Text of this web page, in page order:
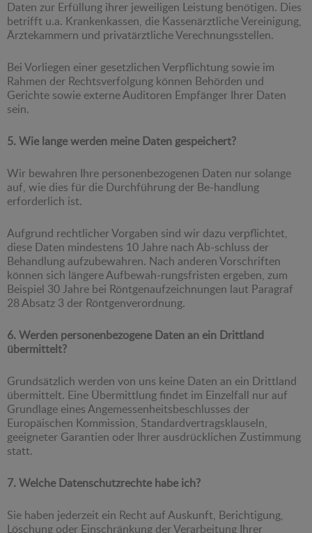
Daten zur Erfüllung ihrer jeweiligen Leistung benötigen. Dies
betrifft u.a. Krankenkassen, die Kassenärztliche Vereinigung,
Ärztekammern und privatärztliche Verechnungsstellen.
Bei Vorliegen einer gesetzlichen Verpflichtung sowie im
Rahmen der Rechtsverfolgung können Behörden und
Gerichte sowie externe Auditoren Empfänger Ihrer Daten
sein.
5. Wie lange werden meine Daten gespeichert?
Wir bewahren Ihre personenbezogenen Daten nur solange
auf, wie dies für die Durchführung der Be-handlung
erforderlich ist.
Aufgrund rechtlicher Vorgaben sind wir dazu verpflichtet,
diese Daten mindestens 10 Jahre nach Ab-schluss der
Behandlung aufzubewahren. Nach anderen Vorschriften
können sich längere Aufbewah-rungsfristen ergeben, zum
Beispiel 30 Jahre bei Röntgenaufzeichnungen laut Paragraf
28 Absatz 3 der Röntgenverordnung.
6. Werden personenbezogene Daten an ein Drittland
übermittelt?
Grundsätzlich werden von uns keine Daten an ein Drittland
übermittelt. Eine Übermittlung findet im Einzelfall nur auf
Grundlage eines Angemessenheitsbeschlusses der
Europäischen Kommission, Standardvertragsklauseln,
geeigneter Garantien oder Ihrer ausdrücklichen Zustimmung
statt.
7. Welche Datenschutzrechte habe ich?
Sie haben jederzeit ein Recht auf Auskunft, Berichtigung,
Löschung oder Einschränkung der Verarbeitung Ihrer